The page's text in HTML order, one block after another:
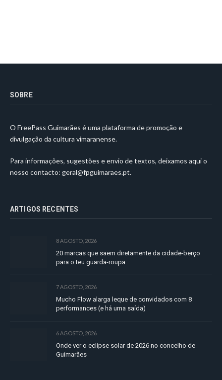
SOBRE
O FreePass Guimarães é uma plataforma de promoção e
divulgação da cultura vimaranense.
Para informações, sugestões e envio de textos, deixamos aqui o
nosso contacto: geral@fpguimaraes.pt.
ARTIGOS RECENTES
8 AGOSTO, 2026
20 marcas que saem diretamente da cidade-berço
para o teu guarda-roupa
7 AGOSTO, 2026
Mucho Flow alarga leque de convidados com 8
performances (e há uma saída)
6 AGOSTO, 2026
Onde ver o eclipse solar de 2026 no concelho de
Guimarães